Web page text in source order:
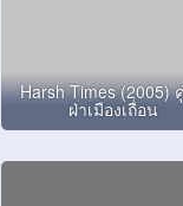
Harsh Times (2005)
ฝ่าเมืองเถื่อน